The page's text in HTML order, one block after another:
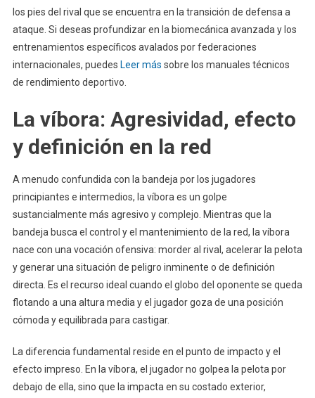
los pies del rival que se encuentra en la transición de defensa a
ataque. Si deseas profundizar en la biomecánica avanzada y los
entrenamientos específicos avalados por federaciones
internacionales, puedes Leer más sobre los manuales técnicos
de rendimiento deportivo.
La víbora: Agresividad, efecto
y definición en la red
A menudo confundida con la bandeja por los jugadores
principiantes e intermedios, la víbora es un golpe
sustancialmente más agresivo y complejo. Mientras que la
bandeja busca el control y el mantenimiento de la red, la víbora
nace con una vocación ofensiva: morder al rival, acelerar la pelota
y generar una situación de peligro inminente o de definición
directa. Es el recurso ideal cuando el globo del oponente se queda
flotando a una altura media y el jugador goza de una posición
cómoda y equilibrada para castigar.
La diferencia fundamental reside en el punto de impacto y el
efecto impreso. En la víbora, el jugador no golpea la pelota por
debajo de ella, sino que la impacta en su costado exterior,